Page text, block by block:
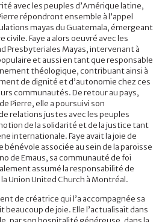
avec les peuples d’Amérique latine,
répondront ensemble à l’appel
mayas du Guatemala, émergeant
Faye a alors oeuvré avec les
Presbyteriales Mayas, intervenant à
et aussi en tant que responsable
théologique, contribuant ainsi à
de dignité et d’autonomie chez ces
communautés. De retour au pays,
Pierre, elle a poursuivi son
relations justes avec les peuples
de la solidarité et de la justice tant
internationale. Faye avait la joie de
associée au sein de la paroisse
de Emaus, sa communauté de foi
assumé la responsabilité de
Union United Church à Montréal.
de créatrice qui l’a accompagnée sa
de joie. Elle l’actualisait dans